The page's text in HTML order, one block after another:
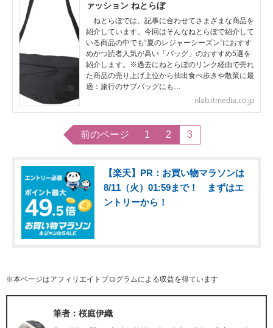
ァッション ねとらぼ
ねとらぼでは、記事に合わせてさまざまな商品を
紹介しています。今回はそんなねとらぼで紹介して
いる商品の中でも“夏のレジャーシーズン”におすす
めかつ読者人気が高い「バッグ」のおすすめ5選を
紹介します。※過去にねとらぼのリンク経由で売れ
た商品の売り上げ上位から抽出食べ歩きや散策に最
適：旅行のサブバッグにも…
nlab.itmedia.co.jp
前のページ 1 2 3
【楽天】PR：お買い物マラソンは
8/11（火）01:59まで！ まずはエ
ントリーから！
※本ページはアフィリエイトプログラムによる収益を得ています
筆者：桜庭伊織